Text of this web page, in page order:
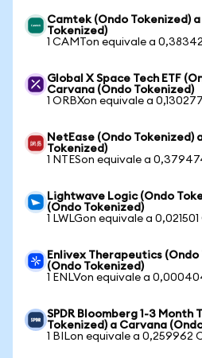
Camtek (Ondo Tokenized)
Tokenized)
1 CAMTon equivale a
Global X Space Tech ETF
Carvana (Ondo Tokenized)
1 ORBXon equivale a
NetEase (Ondo Tokenized)
Tokenized)
1 NTESon equivale a
Lightwave Logic (Ondo
(Ondo Tokenized)
1 LWLGon equivale a
Enlivex Therapeutics
(Ondo Tokenized)
1 ENLVon equivale a
SPDR Bloomberg 1-3 Month
Tokenized) a Carvana
1 BILon equivale a 0,259962